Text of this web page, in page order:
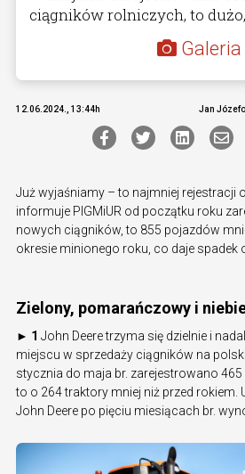
ciągników rolniczych, to
Galeria
12.06.2024., 13:44h Jan
Już wyjaśniamy – to najmniej rejestracji
informuje PIGMiUR od początku roku
nowych ciągników, to 855 pojazdów
okresie minionego roku, co daje spadek
Zielony, pomarańczowy i
► 1 John Deere trzyma się dzielnie i
miejscu w sprzedaży ciągników na
stycznia do maja br. zarejestrowano
to o 264 traktory mniej niż przed rokiem.
John Deere po pięciu miesiącach br.